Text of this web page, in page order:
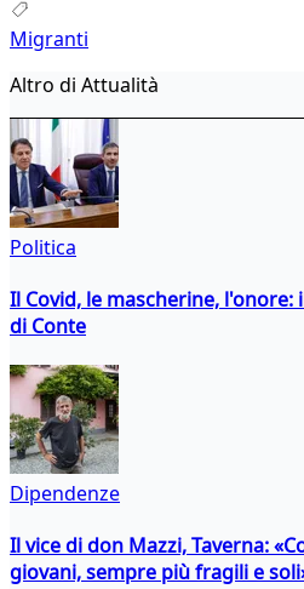
Migranti
Altro di Attualità
Politica
Il Covid, le mascherine,
di Conte
Dipendenze
Il vice di don Mazzi, Taverna:
giovani, sempre più fragili e